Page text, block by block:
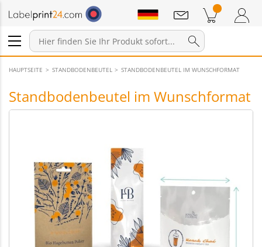
Anmelden / Registrieren
Warenkorb Zum Warenkorb
Mitteilungen
HAUPTSEITE STANDBODENBEUTEL STANDBODENBEUTEL IM WUNSCHFORMAT
Standbodenbeutel im Wunschformat